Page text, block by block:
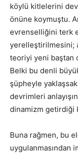
köylü kitlelerini
önüne koymuştu.
evrenselliğini terk
yerelleştirilmesini;
teoriyi yeni baştan
Belki bu denli
şüpheyle
devrimleri
dinamizm getirdiği
Buna rağmen, bu
uygulanmasından